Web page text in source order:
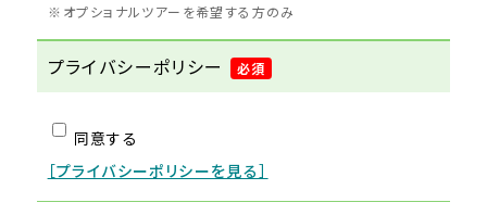
オプショナルツアーを希望する方のみ
プライバシーポリシー 必須
同意する
［プライバシーポリシーを見る］